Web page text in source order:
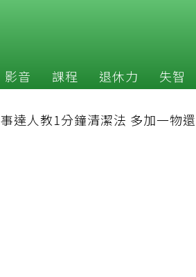
影音 課程 退休力 失智
達人教1分鐘清潔法 多加一物